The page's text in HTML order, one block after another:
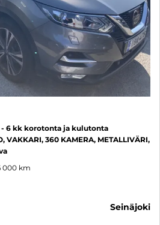
- 6 kk korotonta ja kulutonta
VAKKARI, 360 KAMERA, METALLIVÄRI,
000 km
seinäjoki